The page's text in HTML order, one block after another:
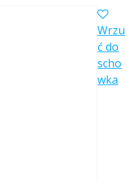
Wrzu
ć do
scho
wka